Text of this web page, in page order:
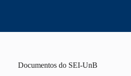
Documentos do SEI-UnB